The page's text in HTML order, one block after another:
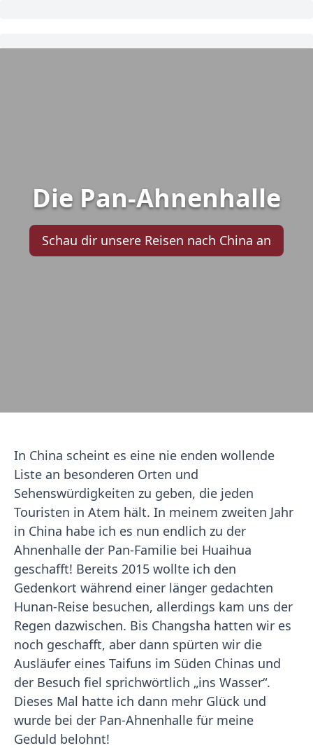
Die Pan-Ahnenhalle
Schau dir unsere Reisen nach China an
In China scheint es eine nie enden wollende
Liste an besonderen Orten und
Sehenswürdigkeiten zu geben, die jeden
Touristen in Atem hält. In meinem zweiten Jahr
in China habe ich es nun endlich zu der
Ahnenhalle der Pan-Familie bei Huaihua
geschafft! Bereits 2015 wollte ich den
Gedenkort während einer länger gedachten
Hunan-Reise besuchen, allerdings kam uns der
Regen dazwischen. Bis Changsha hatten wir es
noch geschafft, aber dann spürten wir die
Ausläufer eines Taifuns im Süden Chinas und
der Besuch fiel sprichwörtlich „ins Wasser“.
Dieses Mal hatte ich dann mehr Glück und
wurde bei der Pan-Ahnenhalle für meine
Geduld belohnt!